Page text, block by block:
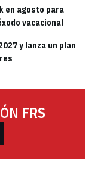
en agosto para
vacacional
y lanza un plan
FRS